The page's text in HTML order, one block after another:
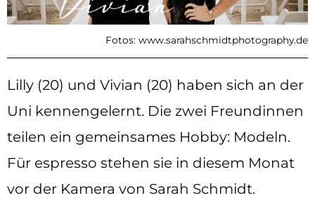
Fotos: www.sarahschmidtphotography.de
Lilly (20) und Vivian (20) haben sich an der
Uni kennengelernt. Die zwei Freundinnen
teilen ein gemeinsames Hobby: Modeln.
Für espresso stehen sie in diesem Monat
vor der Kamera von Sarah Schmidt.